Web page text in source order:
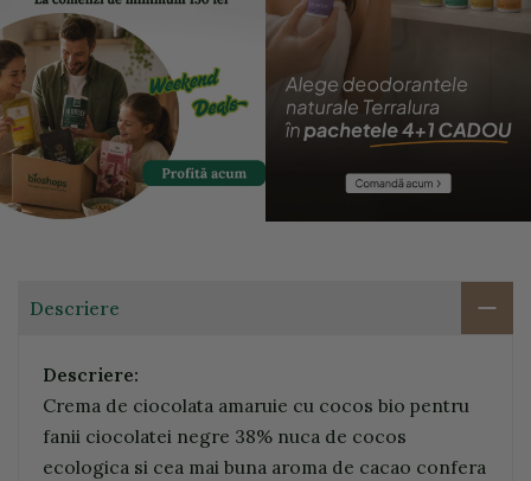
Descriere
Descriere:
Crema de ciocolata amaruie cu cocos bio pentru
fanii ciocolatei negre 38% nuca de cocos
ecologica si cea mai buna aroma de cacao confera